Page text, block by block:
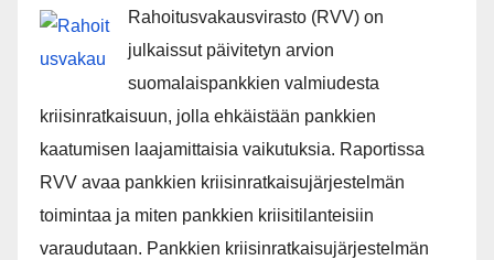
Rahoitusvakausvirasto (RVV) on
julkaissut päivitetyn arvion
suomalaispankkien valmiudesta
kriisinratkaisuun, jolla ehkäistään pankkien
kaatumisen laajamittaisia vaikutuksia. Raportissa
RVV avaa pankkien kriisinratkaisujärjestelmän
toimintaa ja miten pankkien kriisitilanteisiin
varaudutaan. Pankkien kriisinratkaisujärjestelmän